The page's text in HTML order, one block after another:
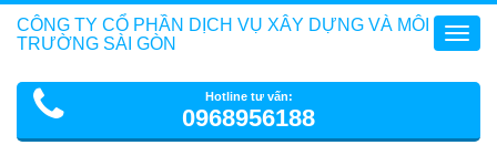
CÔNG TY CỔ PHẦN DỊCH VỤ XÂY DỰNG VÀ MÔI
TRƯỜNG SÀI GÒN
Hotline tư vấn:
0968956188